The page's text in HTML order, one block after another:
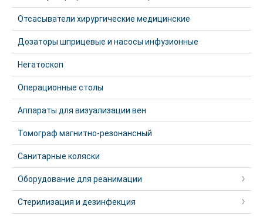
Отсасыватели хирургические медицинские
Дозаторы шприцевые и насосы инфузионные
Негатоскоп
Операционные столы
Аппараты для визуализации вен
Томограф магнитно-резонансный
Санитарные коляски
Оборудование для реанимации
Стерилизация и дезинфекция